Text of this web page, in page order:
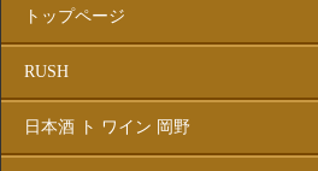
トップページ
RUSH
日本酒 ト ワイン 岡野